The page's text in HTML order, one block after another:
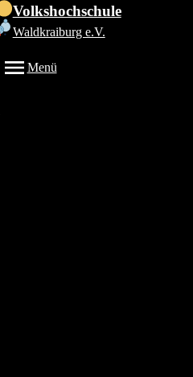
Volkshochschule
Waldkraiburg e.V.
Menü